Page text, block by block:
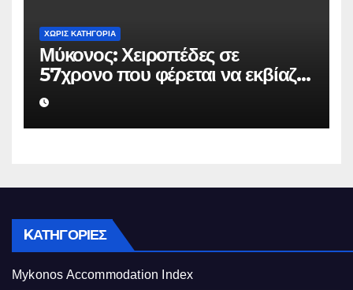
ΧΩΡΊΣ ΚΑΤΗΓΟΡΊΑ
Μύκονος: Χειροπέδες σε
57χρονο που φέρεται να εκβίαζε
επιχείρηση για να «θάψει»
ψευδείς καταγγελίες – Η παγίδα
που του έστησε η ΕΛ.ΑΣ.
KΑΤΗΓΟΡΊΕΣ
Mykonos Accommodation Index